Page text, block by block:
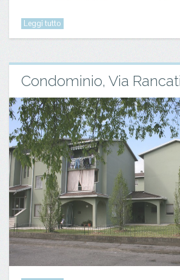
Leggi tutto
Condominio, Via